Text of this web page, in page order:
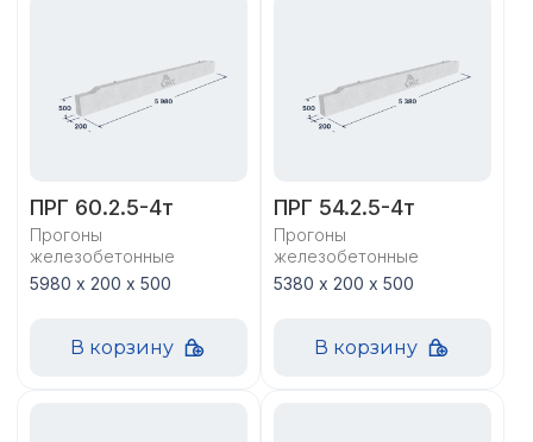
ПРГ 60.2.5-4т
Прогоны
железобетонные
5980 х 200 х 500
В корзину
ПРГ 54.2.5-4т
Прогоны
железобетонные
5380 х 200 х 500
В корзину